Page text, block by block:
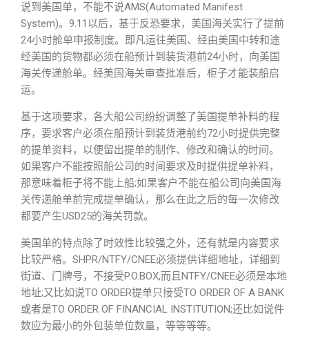
说到美国单，不能不说AMS(Automated Manifest
System)。9.11以后，基于反恐要求，美国海关实行了提前
24小时舱单申报制度。即凡运往美国、经由美国中转和途
经美国的货物都必须在船预计到装货港前24小时，向美国
海关传递舱单。经美国海关审查批准后，柜子才能装船启
运。
基于这项要求，各大船公司纷纷调整了美国提单补料的程
序，要求客户必须在船预计到装货港前约72小时提供完整
的提单资料，以便留出提单的制作、修改和确认的时间。
如果客户不能按照船公司的时间要求及时提供提单补料，
那意味着柜子将不能上船;如果客户不能在船公司向美国海
关传递舱单前完成提单确认，那么在此之后的每一次修改
都要产生USD25的海关罚款。
美国单的特点除了时效性比较强之外，还有就是内容要求
比较严格。SHPR/NTFY/CNEE必须提供详细地址，详细到
街道、门牌号，不接受P.O.BOX,而且NTFY/CNEE必须是本地
地址;又比如说TO ORDER提单只接受TO ORDER OF A BANK
或者是TO ORDER OF FINANCIAL INSTITUTION;还比如说件
数应为最小的外包装单位数量，等等等等。